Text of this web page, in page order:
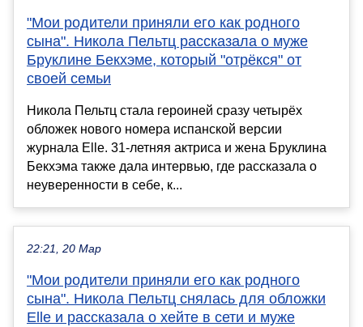
"Мои родители приняли его как родного
сына". Никола Пельтц рассказала о муже
Бруклине Бекхэме, который "отрёкся" от
своей семьи
Никола Пельтц стала героиней сразу четырёх
обложек нового номера испанской версии
журнала Elle. 31-летняя актриса и жена Бруклина
Бекхэма также дала интервью, где рассказала о
неуверенности в себе, к...
22:21, 20 Мар
"Мои родители приняли его как родного
сына". Никола Пельтц снялась для обложки
Elle и рассказала о хейте в сети и муже